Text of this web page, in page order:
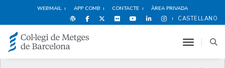
WEBMAIL APP COMB CONTACTE ÀREA PRIVADA
CASTELLANO
toggle